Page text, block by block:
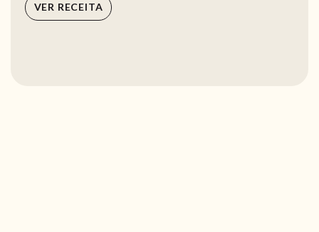
VER RECEITA